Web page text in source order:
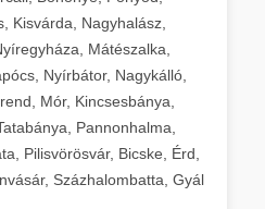
Kisvárda, Nagyhalász,
Mátészalka,
Nyírbátor, Nagykálló,
Mór, Kincsesbánya,
Pannonhalma,
Pilisvörösvár, Bicske, Érd,
Százhalombatta, Gyál